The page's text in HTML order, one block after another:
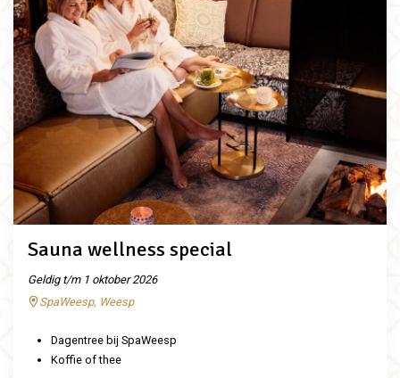
Sauna wellness special
Geldig t/m 1 oktober 2026
SpaWeesp, Weesp
Dagentree bij SpaWeesp
Koffie of thee